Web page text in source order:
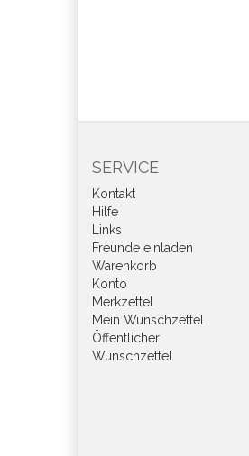
SERVICE
Kontakt
Hilfe
Links
Freunde einladen
Warenkorb
Konto
Merkzettel
Mein Wunschzettel
Öffentlicher
Wunschzettel